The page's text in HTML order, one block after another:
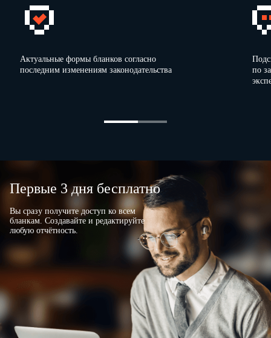
Актуальные формы бланков согласно
последним изменениям законодательства
по
Первые 3 дня бесплатно
Вы сразу получите доступ ко всем
бланкам. Создавайте и редактируйте
любую отчётность.